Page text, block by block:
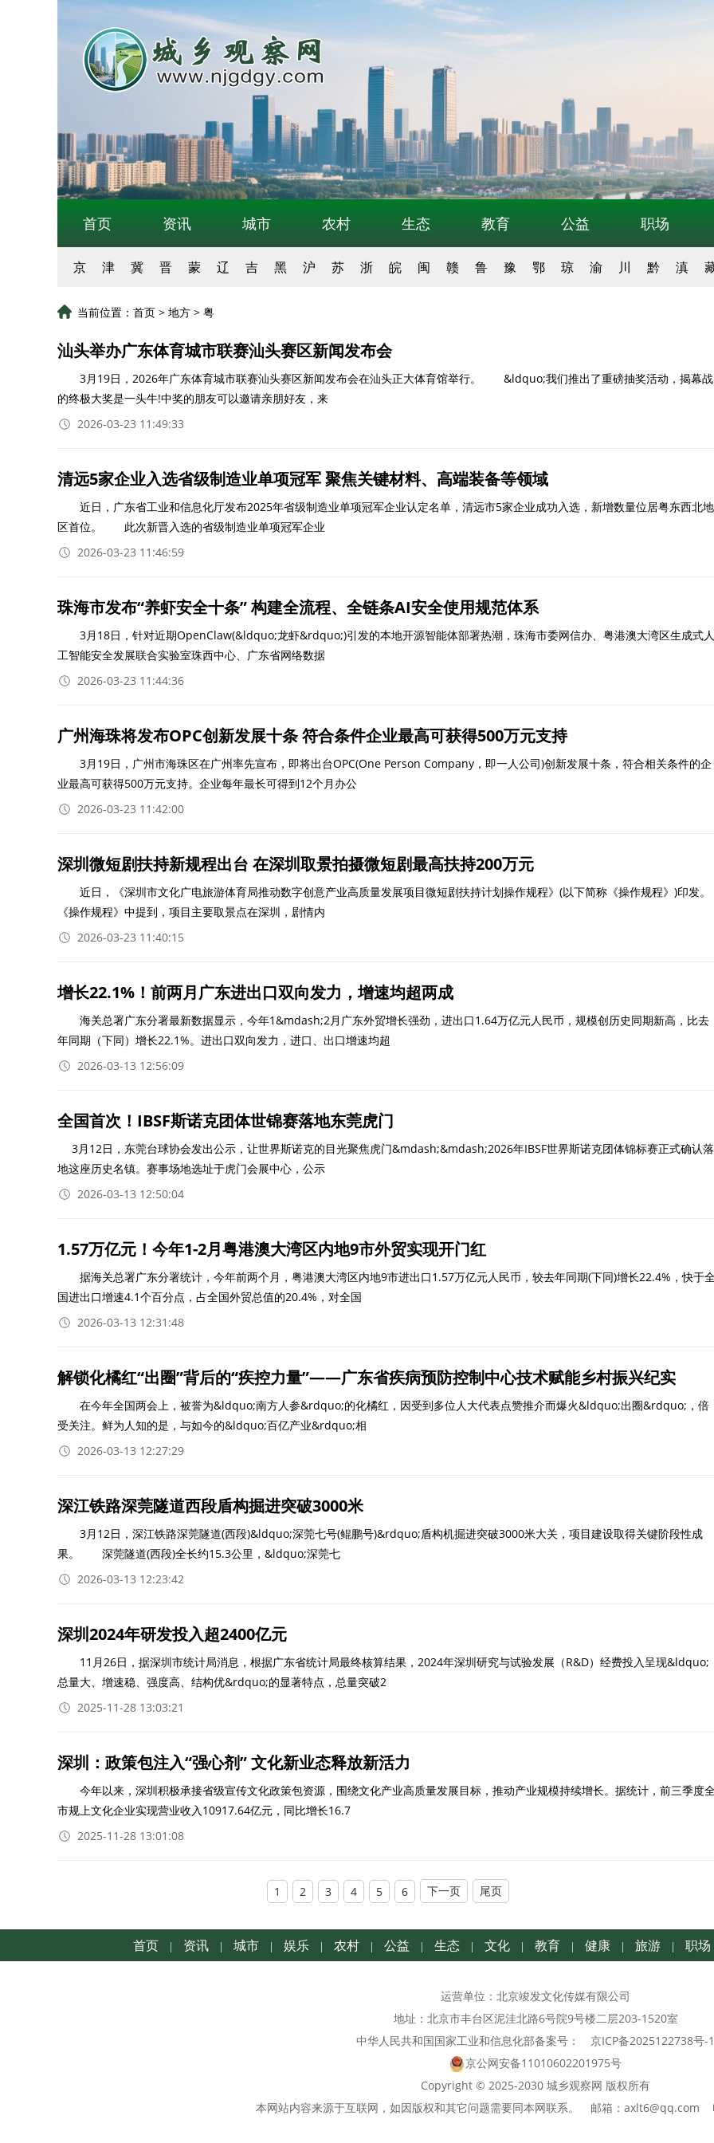
首页 资讯 城市 农村 生态 教育 公益 职场
京 津 冀 晋 蒙 辽 吉 黑 沪 苏 浙 皖 闽 赣 鲁 豫 鄂 琼 渝 川 黔 滇
当前位置： 首页 > 地方 > 粤
汕头举办广东体育城市联赛汕头赛区新闻发布会
3月19日，2026年广东体育城市联赛汕头赛区新闻发布会在汕头正大体育馆举行。 &ldquo;我们推出了重磅抽奖活动，揭幕战
的终极大奖是一头牛!中奖的朋友可以邀请亲朋好友，来
2026-03-23 11:49:33
清远5家企业入选省级制造业单项冠军 聚焦关键材料、高端装备等领域
近日，广东省工业和信息化厅发布2025年省级制造业单项冠军企业认定名单，清远市5家企业成功入选，新增数量位居粤东西北地
区首位。 此次新晋入选的省级制造业单项冠军企业
2026-03-23 11:46:59
珠海市发布“养虾安全十条” 构建全流程、全链条AI安全使用规范体系
3月18日，针对近期OpenClaw(&ldquo;龙虾&rdquo;)引发的本地开源智能体部署热潮，珠海市委网信办、粤港澳大湾区生成式人
工智能安全发展联合实验室珠西中心、广东省网络数据
2026-03-23 11:44:36
广州海珠将发布OPC创新发展十条 符合条件企业最高可获得500万元支持
3月19日，广州市海珠区在广州率先宣布，即将出台OPC(One Person Company，即一人公司)创新发展十条，符合相关条件的企
业最高可获得500万元支持。企业每年最长可得到12个月办公
2026-03-23 11:42:00
深圳微短剧扶持新规程出台 在深圳取景拍摄微短剧最高扶持200万元
近日，《深圳市文化广电旅游体育局推动数字创意产业高质量发展项目微短剧扶持计划操作规程》(以下简称《操作规程》)印发。
《操作规程》中提到，项目主要取景点在深圳，剧情内
2026-03-23 11:40:15
增长22.1%！前两月广东进出口双向发力，增速均超两成
海关总署广东分署最新数据显示，今年1&mdash;2月广东外贸增长强劲，进出口1.64万亿元人民币，规模创历史同期新高，比去
年同期（下同）增长22.1%。进出口双向发力，进口、出口增速均超
2026-03-13 12:56:09
全国首次！IBSF斯诺克团体世锦赛落地东莞虎门
3月12日，东莞台球协会发出公示，让世界斯诺克的目光聚焦虎门&mdash;&mdash;2026年IBSF世界斯诺克团体锦标赛正式确认落
地这座历史名镇。赛事场地选址于虎门会展中心，公示
2026-03-13 12:50:04
1.57万亿元！今年1-2月粤港澳大湾区内地9市外贸实现开门红
据海关总署广东分署统计，今年前两个月，粤港澳大湾区内地9市进出口1.57万亿元人民币，较去年同期(下同)增长22.4%，快于
国进出口增速4.1个百分点，占全国外贸总值的20.4%，对全国
2026-03-13 12:31:48
解锁化橘红“出圈”背后的“疾控力量”——广东省疾病预防控制中心技术赋能乡村振兴纪实
在今年全国两会上，被誉为&ldquo;南方人参&rdquo;的化橘红，因受到多位人大代表点赞推介而爆火&ldquo;出圈&rdquo;，倍
受关注。鲜为人知的是，与如今的&ldquo;百亿产业&rdquo;相
2026-03-13 12:27:29
深江铁路深莞隧道西段盾构掘进突破3000米
3月12日，深江铁路深莞隧道(西段)&ldquo;深莞七号(鲲鹏号)&rdquo;盾构机掘进突破3000米大关，项目建设取得关键阶段性成
果。 深莞隧道(西段)全长约15.3公里，&ldquo;深莞七
2026-03-13 12:23:42
深圳2024年研发投入超2400亿元
11月26日，据深圳市统计局消息，根据广东省统计局最终核算结果，2024年深圳研究与试验发展（R&D）经费投入呈现&ldquo;
总量大、增速稳、强度高、结构优&rdquo;的显著特点，总量突破2
2025-11-28 13:03:21
深圳：政策包注入“强心剂” 文化新业态释放新活力
今年以来，深圳积极承接省级宣传文化政策包资源，围绕文化产业高质量发展目标，推动产业规模持续增长。据统计，前三季度
市规上文化企业实现营业收入10917.64亿元，同比增长16.7
2025-11-28 13:01:08
1 2 3 4 5 6 下一页 尾页
首页 资讯 城市 娱乐 农村 公益 生态 文化 教育 健康 旅游 职场
运营单位：北京竣发文化传媒有限公司
地址：北京市丰台区泥洼北路6号院9号楼二层203-1520室
中华人民共和国国家工业和信息化部备案号：
京ICP备2025122738号-1
京公网安备11010602201975号
Copyright © 2025-2030 城乡观察网 版权所有
本网站内容来源于互联网，如因版权和其它问题需要同本网联系。
邮箱：axlt6@qq.com